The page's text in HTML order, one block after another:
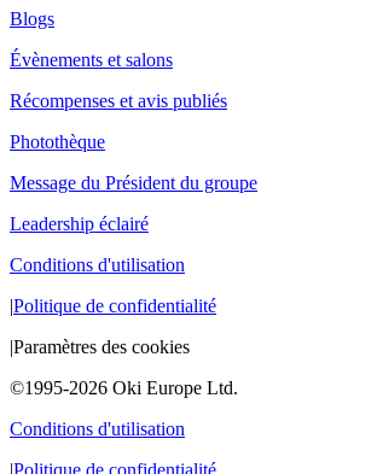
Blogs
Évènements et salons
Récompenses et avis publiés
Photothèque
Message du Président du groupe
Leadership éclairé
Conditions d'utilisation
|Politique de confidentialité
|Paramètres des cookies
©1995-2026 Oki Europe Ltd.
Conditions d'utilisation
|Politique de confidentialité